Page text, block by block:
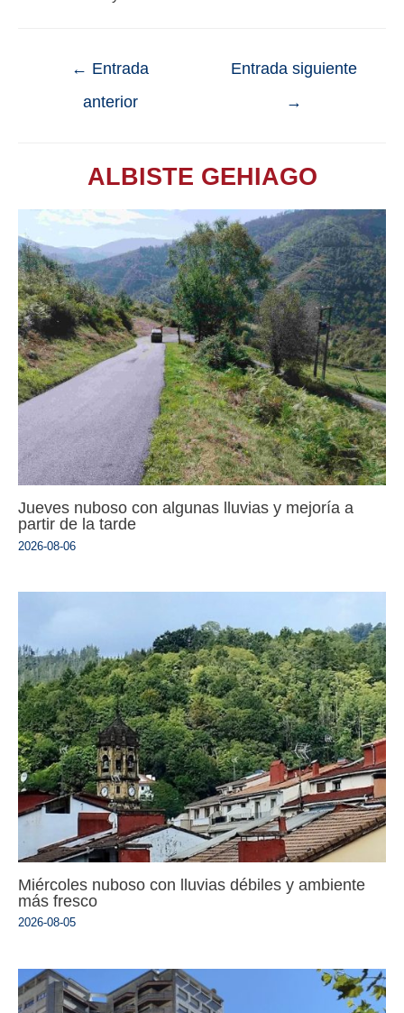
← Entrada
anterior
Entrada siguiente
→
ALBISTE GEHIAGO
Jueves nuboso con algunas lluvias y mejoría a
partir de la tarde
2026-08-06
Miércoles nuboso con lluvias débiles y ambiente
más fresco
2026-08-05